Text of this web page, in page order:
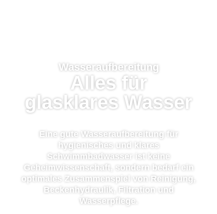
Wasseraufbereitung
Alles für
glasklares Wasser
Eine gute Wasseraufbereitung für
hygienisches und klares
Schwimmbadwasser ist keine
Geheimwissenschaft, sondern bedarf ein
optimales Zusammenspiel von Reinigung,
Beckenhydraulik, Filtration und
Wasserpflege.